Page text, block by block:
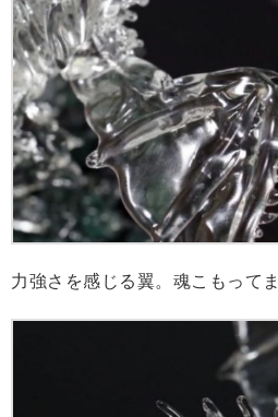
力強さを感じる翼。魂こもってま